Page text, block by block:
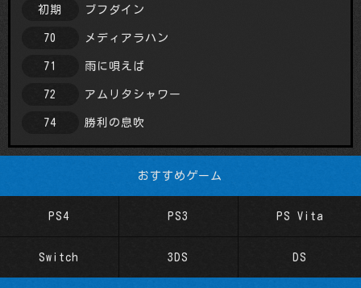
初期 ブフダイン
70 メディアラハン
71 雨に唄えば
72 アムリタシャワー
74 勝利の息吹
おすすめゲーム
PS4 PS3 PS Vita
Switch 3DS DS